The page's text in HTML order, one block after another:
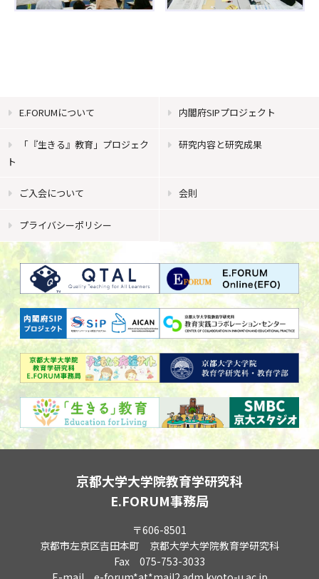
E.FORUMについて 内閣府SIPプロジェクト
「『生きる』教育」プロジェク
ト
研究内容と研究成果
ご入会について 会則
プライバシーポリシー
京都大学大学院教育学研究科
E.FORUM事務局
〒606-8501
京都市左京区吉田本町 京都大学大学院教育学研究科
Fax 075-753-3033